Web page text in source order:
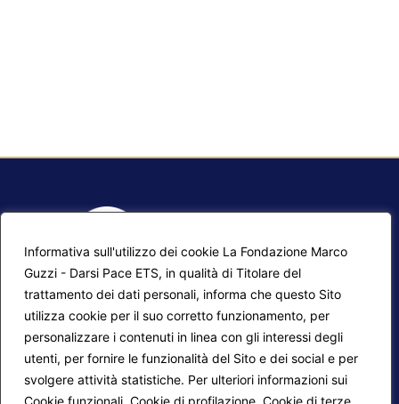
Informativa sull'utilizzo dei cookie La Fondazione Marco
Guzzi - Darsi Pace ETS, in qualità di Titolare del
trattamento dei dati personali, informa che questo Sito
utilizza cookie per il suo corretto funzionamento, per
personalizzare i contenuti in linea con gli interessi degli
utenti, per fornire le funzionalità del Sito e dei social e per
svolgere attività statistiche. Per ulteriori informazioni sui
Cookie funzionali, Cookie di profilazione, Cookie di terze
Mappa del sito
Progetti Darsi Pace
Calendario corsi
Privacy Policy